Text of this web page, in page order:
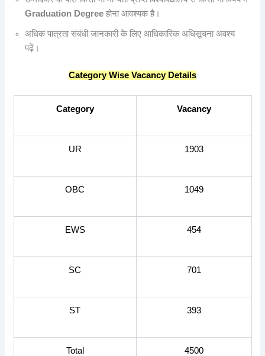
Graduation Degree होना आवश्यक है।
अधिक पात्रता संबंधी जानकारी के लिए आधिकारिक अधिसूचना अवश्य
पढ़ें।
Category Wise Vacancy Details
Category Vacancy
UR 1903
OBC 1049
EWS 454
SC 701
ST 393
Total 4500